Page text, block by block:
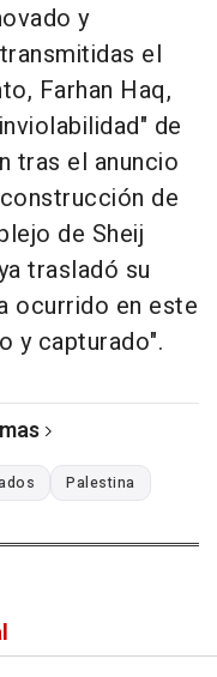
y
el
Farhan Haq,
de
tras el anuncio
de
de Sheij
trasladó su
ocurrido en este
y capturado".
Palestina